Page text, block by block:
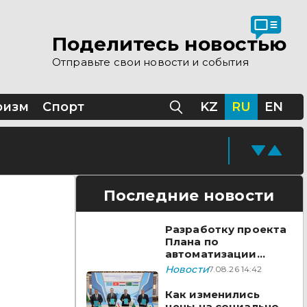
Поделитесь новостью
Отправьте свои новости и события
Спорт KZ RU EN
Последние новости
Разработку проекта
Плана по
автоматизации
учета воды в
Сырдарья одобрили
государства ЦА
Новости7.08.26 14:42
Как изменились